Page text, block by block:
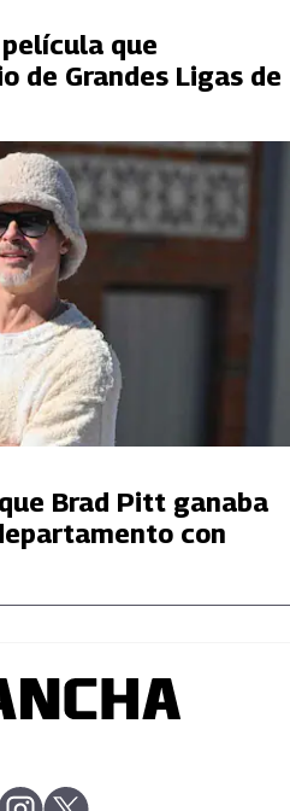
que
de Grandes Ligas de
Brad Pitt ganaba
con
abre en nueva pestaña
abre en nueva pestaña